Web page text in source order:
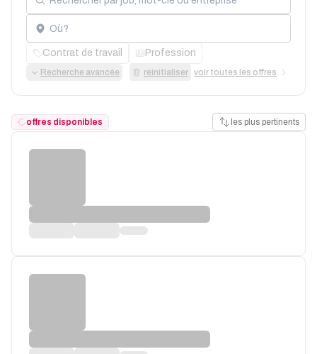
Localisation
Contrat de travail Profession
Recherche avancée réinitialiser voir toutes les offres
offres disponibles les plus pertinents